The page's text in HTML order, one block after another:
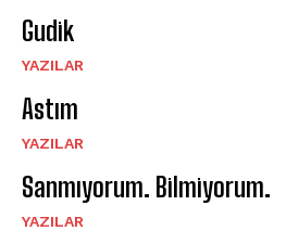
Gudik
YAZILAR
Astım
YAZILAR
Sanmıyorum. Bilmiyorum.
YAZILAR